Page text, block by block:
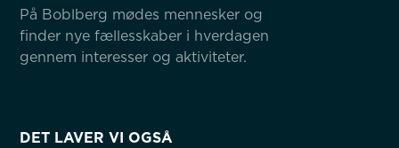
På Boblberg mødes mennesker og
finder nye fællesskaber i hverdagen
gennem interesser og aktiviteter.
DET LAVER VI OGSÅ